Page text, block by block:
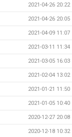
2021-04-26 20:22
2021-04-26 20:05
2021-04-09 11:07
2021-03-11 11:34
2021-03-05 16:03
2021-02-04 13:02
2021-01-21 11:50
2021-01-05 10:40
2020-12-27 20:08
2020-12-18 10:32